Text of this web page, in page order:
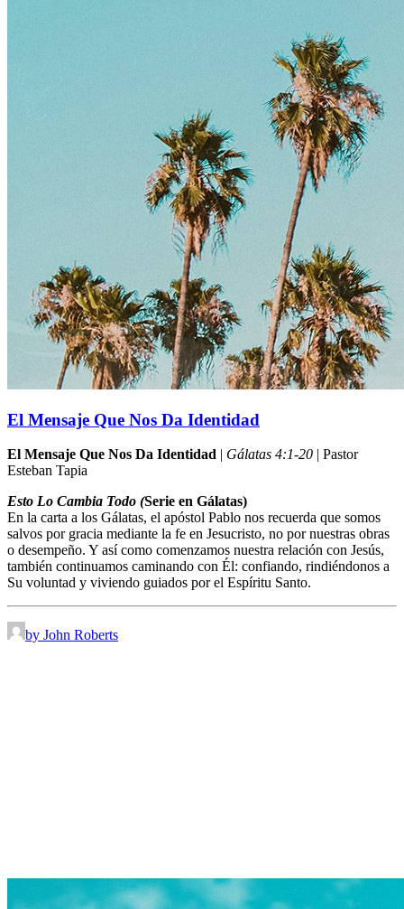
El Mensaje Que Nos Da Identidad
El Mensaje Que Nos Da Identidad | Gálatas 4:1-20 | Pastor
Esteban Tapia
Esto Lo Cambia Todo (Serie en Gálatas)
En la carta a los Gálatas, el apóstol Pablo nos recuerda que somos
salvos por gracia mediante la fe en Jesucristo, no por nuestras obras
o desempeño. Y así como comenzamos nuestra relación con Jesús,
también continuamos caminando con Él: confiando, rindiéndonos a
Su voluntad y viviendo guiados por el Espíritu Santo.
by John Roberts